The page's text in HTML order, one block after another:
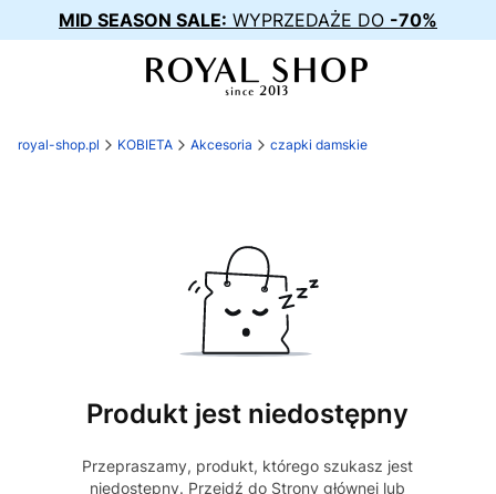
MID SEASON SALE: WYPRZEDAŻE DO -70%
royal-shop.pl KOBIETA Akcesoria czapki damskie
Produkt jest niedostępny
Przepraszamy, produkt, którego szukasz jest
niedostępny. Przejdź do Strony głównej lub